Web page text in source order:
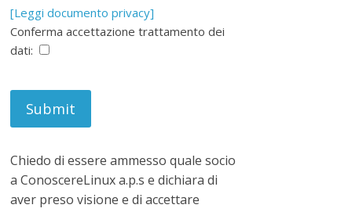
[Leggi documento privacy]
Conferma accettazione trattamento dei
dati:
Chiedo di essere ammesso quale socio
a ConoscereLinux a.p.s e dichiara di
aver preso visione e di accettare